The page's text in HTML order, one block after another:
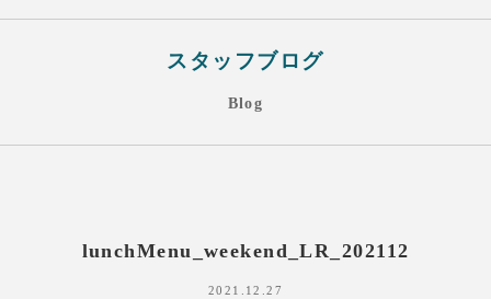
スタッフブログ
Blog
lunchMenu_weekend_LR_202112
2021.12.27